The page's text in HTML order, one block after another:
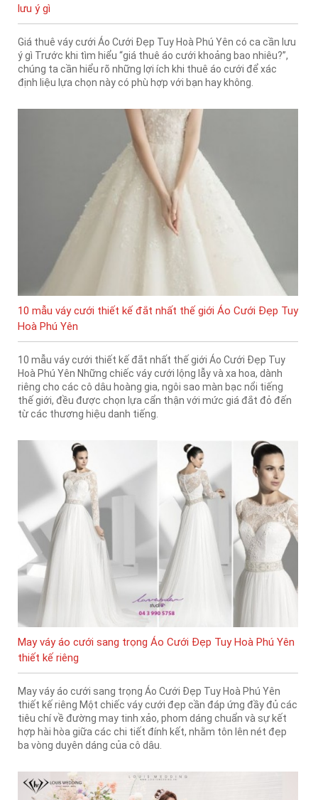
lưu ý gì
Giá thuê váy cưới Áo Cưới Đẹp Tuy Hoà Phú Yên có ca cần lưu
ý gì Trước khi tìm hiểu “giá thuê áo cưới khoảng bao nhiêu?”,
chúng ta cần hiểu rõ những lợi ích khi thuê áo cưới để xác
định liệu lựa chọn này có phù hợp với bạn hay không.
10 mẫu váy cưới thiết kế đắt nhất thế giới Áo Cưới Đẹp Tuy
Hoà Phú Yên
10 mẫu váy cưới thiết kế đắt nhất thế giới Áo Cưới Đẹp Tuy
Hoà Phú Yên Những chiếc váy cưới lộng lẫy và xa hoa, dành
riêng cho các cô dâu hoàng gia, ngôi sao màn bạc nổi tiếng
thế giới, đều được chọn lựa cẩn thận với mức giá đắt đỏ đến
từ các thương hiệu danh tiếng.
May váy áo cưới sang trọng Áo Cưới Đẹp Tuy Hoà Phú Yên
thiết kế riêng
May váy áo cưới sang trọng Áo Cưới Đẹp Tuy Hoà Phú Yên
thiết kế riêng Một chiếc váy cưới đẹp cần đáp ứng đầy đủ các
tiêu chí về đường may tinh xảo, phom dáng chuẩn và sự kết
hợp hài hòa giữa các chi tiết đính kết, nhằm tôn lên nét đẹp
ba vòng duyên dáng của cô dâu.